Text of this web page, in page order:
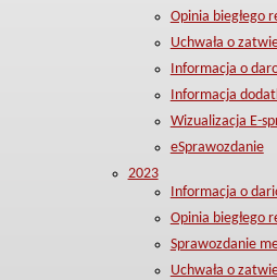
Opinia biegłego
Uchwała o
Informacja o
Informacja
Wizualizacja E-
eSprawozdanie
2023
Informacja o
Opinia biegłego
Sprawozdanie
Uchwała o